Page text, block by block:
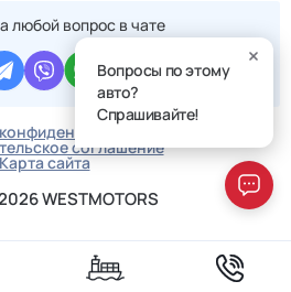
любой вопрос в чате
соглашение
сайта
WESTMOTORS
Вопросы по этому
авто?
Спрашивайте!